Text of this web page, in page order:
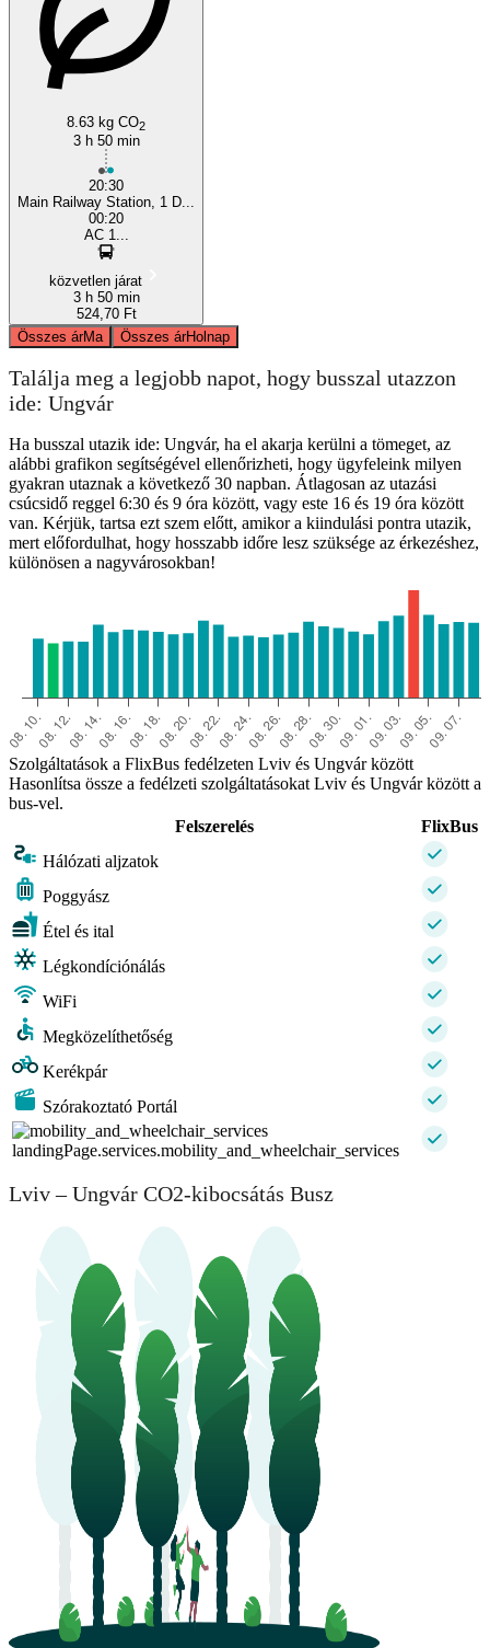
8.63 kg CO2
3 h 50 min
20:30
Main Railway Station, 1 D...
00:20
АС 1...
közvetlen járat
3 h 50 min
524,70 Ft
Összes árMa Összes árHolnap
Találja meg a legjobb napot, hogy busszal utazzon
ide: Ungvár
Ha busszal utazik ide: Ungvár, ha el akarja kerülni a tömeget, az
alábbi grafikon segítségével ellenőrizheti, hogy ügyfeleink milyen
gyakran utaznak a következő 30 napban. Átlagosan az utazási
csúcsidő reggel 6:30 és 9 óra között, vagy este 16 és 19 óra között
van. Kérjük, tartsa ezt szem előtt, amikor a kiindulási pontra utazik,
mert előfordulhat, hogy hosszabb időre lesz szüksége az érkezéshez,
különösen a nagyvárosokban!
Szolgáltatások a FlixBus fedélzeten Lviv és Ungvár között
Hasonlítsa össze a fedélzeti szolgáltatásokat Lviv és Ungvár között a
bus-vel.
Felszerelés
FlixBus
Hálózati aljzatok
Poggyász
Étel és ital
Légkondíciónálás
WiFi
Megközelíthetőség
Kerékpár
Szórakoztató Portál
landingPage.services.mobility_and_wheelchair_services
Lviv – Ungvár CO2-kibocsátás Busz